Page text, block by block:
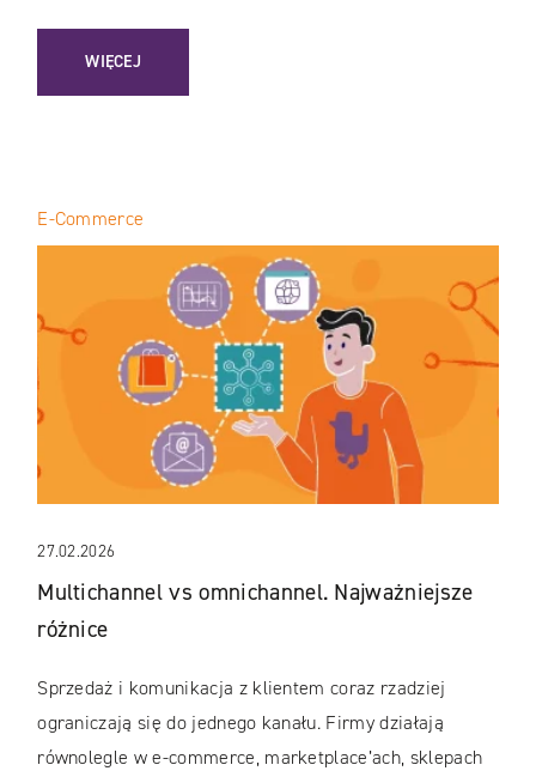
WIĘCEJ
: AI W VTEX. JAK PLATFORMA ZMIENIA E-COMMERCE W
27.02.2026
Multichannel vs omnichannel. Najważniejsze
różnice
E-Commerce
Sprzedaż i komunikacja z klientem coraz rzadziej
ograniczają się do jednego kanału. Firmy działają
równolegle w e-commerce, marketplace’ach, sklepach